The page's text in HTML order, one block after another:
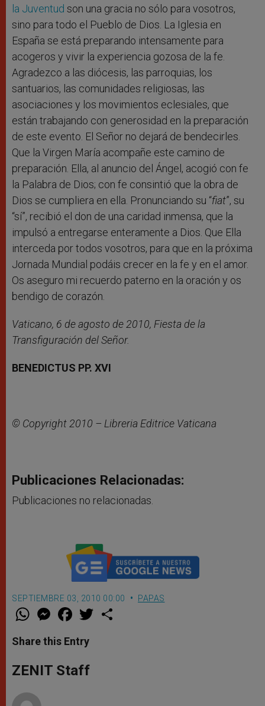
la Juventud son una gracia no sólo para vosotros,
sino para todo el Pueblo de Dios. La Iglesia en
España se está preparando intensamente para
acogeros y vivir la experiencia gozosa de la fe.
Agradezco a las diócesis, las parroquias, los
santuarios, las comunidades religiosas, las
asociaciones y los movimientos eclesiales, que
están trabajando con generosidad en la preparación
de este evento. El Señor no dejará de bendecirles.
Que la Virgen María acompañe este camino de
preparación. Ella, al anuncio del Ángel, acogió con fe
la Palabra de Dios; con fe consintió que la obra de
Dios se cumpliera en ella. Pronunciando su “fiat”, su
“sí”, recibió el don de una caridad inmensa, que la
impulsó a entregarse enteramente a Dios. Que Ella
interceda por todos vosotros, para que en la próxima
Jornada Mundial podáis crecer en la fe y en el amor.
Os aseguro mi recuerdo paterno en la oración y os
bendigo de corazón.
Vaticano, 6 de agosto de 2010, Fiesta de la
Transfiguración del Señor.
BENEDICTUS PP. XVI
© Copyright 2010 – Libreria Editrice Vaticana
Publicaciones Relacionadas:
Publicaciones no relacionadas.
SEPTIEMBRE 03, 2010 00:00 PAPAS
W
t
s
p
p
M
e
s
e
g
e
F
a
e
b
o
k
w
Share this Entry
ZENIT Staff